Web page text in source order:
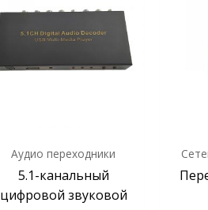
Аудио переходники
5.1-канальный
цифровой звуковой